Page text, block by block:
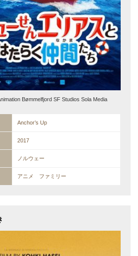
Bømmelfjord SF Studios Sola Media
Anchor’s Up
2017
ノルウェー
アニメ ファミリー